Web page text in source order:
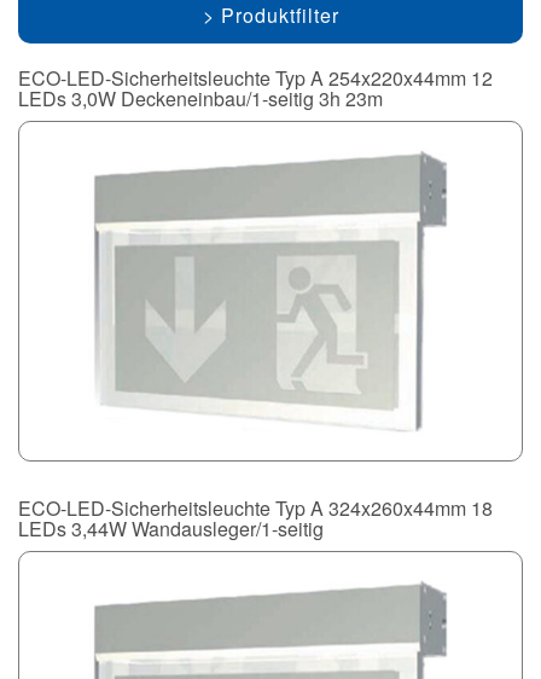
Produktfilter
ECO-LED-Sicherheitsleuchte Typ A 254x220x44mm 12
LEDs 3,0W Deckeneinbau/1-seitig 3h 23m
ECO-LED-Sicherheitsleuchte Typ A 324x260x44mm 18
LEDs 3,44W Wandausleger/1-seitig